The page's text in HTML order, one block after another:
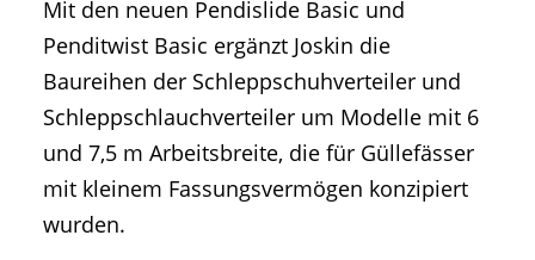
Mit den neuen Pendislide Basic und
Penditwist Basic ergänzt Joskin die
Baureihen der Schleppschuhverteiler und
Schleppschlauchverteiler um Modelle mit 6
und 7,5 m Arbeitsbreite, die für Güllefässer
mit kleinem Fassungsvermögen konzipiert
wurden.